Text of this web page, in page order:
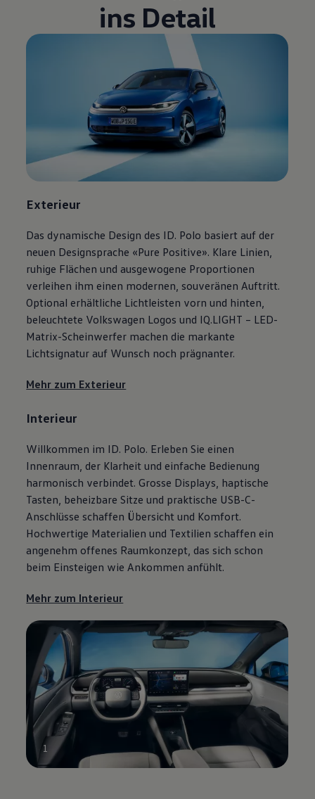
Volkswagen Blogins Detail
Exterieur
Das dynamische Design des ID. Polo basiert auf der
neuen Designsprache «Pure Positive». Klare Linien,
ruhige Flächen und ausgewogene Proportionen
verleihen ihm einen modernen, souveränen Auftritt.
Optional erhältliche Lichtleisten vorn und hinten,
beleuchtete Volkswagen Logos und IQ.LIGHT – LED-
Matrix-Scheinwerfer machen die markante
Lichtsignatur auf Wunsch noch prägnanter.
Mehr zum Exterieur
Interieur
Willkommen im ID. Polo. Erleben Sie einen
Innenraum, der Klarheit und einfache Bedienung
harmonisch verbindet. Grosse Displays, haptische
Tasten, beheizbare Sitze und praktische USB-C-
Anschlüsse schaffen Übersicht und Komfort.
Hochwertige Materialien und Textilien schaffen ein
angenehm offenes Raumkonzept, das sich schon
beim Einsteigen wie Ankommen anfühlt.
Mehr zum Interieur
1